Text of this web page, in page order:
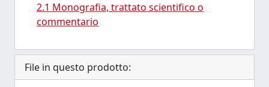
2.1 Monografia, trattato scientifico o
commentario
File in questo prodotto: